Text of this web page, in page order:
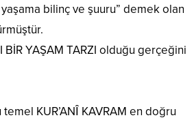
yaşama bilinç ve şuuru” demek olan
BİR YAŞAM TARZI olduğu gerçeğini
KUR’ANÎ KAVRAM en doğru